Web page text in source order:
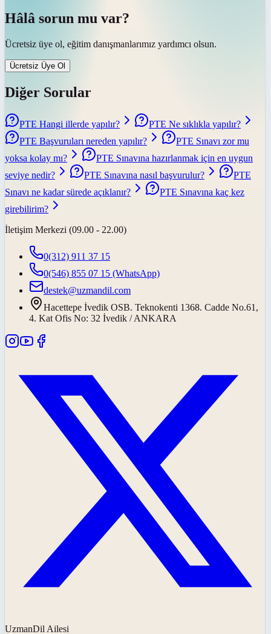
Hâlâ sorun mu var?
Ücretsiz üye ol, eğitim danışmanlarımız yardımcı olsun.
Ücretsiz Üye Ol
Diğer Sorular
PTE Hangi illerde yapılır?
PTE Ne sıklıkla yapılır?
PTE Başvuruları nereden yapılır?
PTE Sınavı zor mu
yoksa kolay mı?
PTE Sınavına hazırlanmak için en uygun
seviye nedir?
PTE Sınavına nasıl başvurulur?
PTE
Sınavı ne kadar sürede açıklanır?
PTE Sınavına kaç kez
girebilirim?
İletişim Merkezi (09.00 - 22.00)
0(312) 911 37 15
0(546) 855 07 15 (WhatsApp)
destek@uzmandil.com
Hacettepe İvedik OSB. Teknokenti 1368. Cadde No.61,
4. Kat Ofis No: 32 İvedik / ANKARA
UzmanDil Ailesi